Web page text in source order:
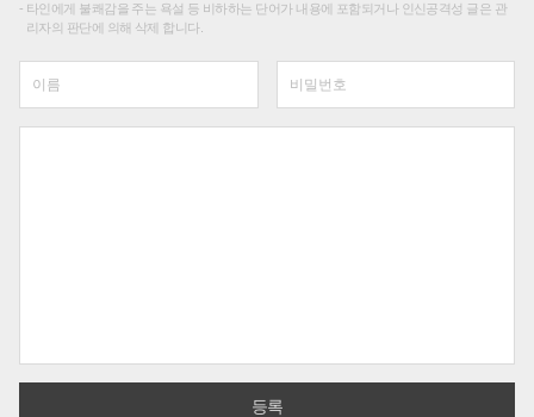
타인에게 불쾌감을 주는 욕설 등 비하하는 단어가 내용에 포함되거나 인신공격성 글은 관
리자의 판단에 의해 삭제 합니다.